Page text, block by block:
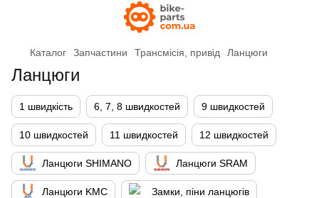
Каталог Запчастини Трансмісія, привід Ланцюги
Ланцюги
1 швидкість 6, 7, 8 швидкостей 9 швидкостей
10 швидкостей 11 швидкостей 12 швидкостей
Ланцюги SHIMANO Ланцюги SRAM
Ланцюги KMC Замки, піни ланцюгів